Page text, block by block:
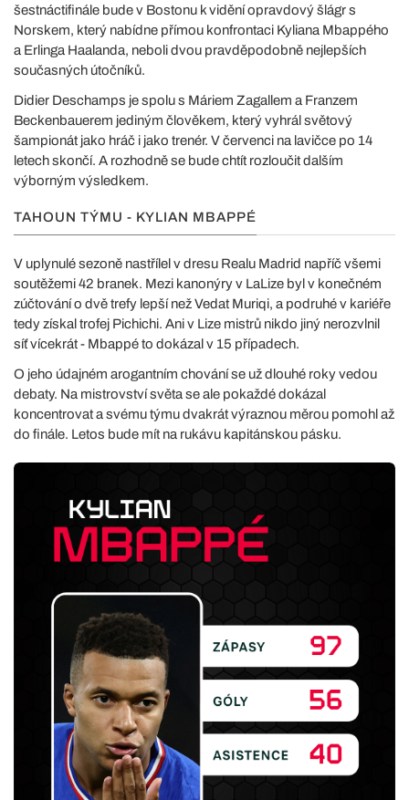
šestnáctifinále bude v Bostonu k vidění opravdový šlágr s
Norskem, který nabídne přímou konfrontaci Kyliana Mbappého
a Erlinga Haalanda, neboli dvou pravděpodobně nejlepších
současných útočníků.
Didier Deschamps je spolu s Máriem Zagallem a Franzem
Beckenbauerem jediným člověkem, který vyhrál světový
šampionát jako hráč i jako trenér. V červenci na lavičce po 14
letech skončí. A rozhodně se bude chtít rozloučit dalším
výborným výsledkem.
TAHOUN TÝMU - KYLIAN MBAPPÉ
V uplynulé sezoně nastřílel v dresu Realu Madrid napříč všemi
soutěžemi 42 branek. Mezi kanonýry v LaLize byl v konečném
zúčtování o dvě trefy lepší než Vedat Muriqi, a podruhé v kariéře
tedy získal trofej Pichichi. Ani v Lize mistrů nikdo jiný nerozvlnil
síť vícekrát - Mbappé to dokázal v 15 případech.
O jeho údajném arogantním chování se už dlouhé roky vedou
debaty. Na mistrovství světa se ale pokaždé dokázal
koncentrovat a svému týmu dvakrát výraznou měrou pomohl až
do finále. Letos bude mít na rukávu kapitánskou pásku.